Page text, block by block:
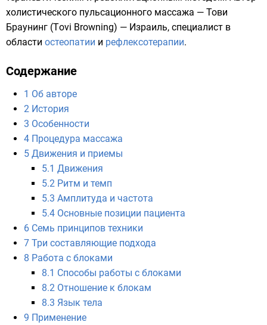
холистического пульсационного массажа — Тови
Браунинг (Тovi Browning) — Израиль, специалист в
области остеопатии и рефлексотерапии.
Содержание
1 Об авторе
2 История
3 Особенности
4 Процедура массажа
5 Движения и приемы
5.1 Движения
5.2 Ритм и темп
5.3 Амплитуда и частота
5.4 Основные позиции пациента
6 Семь принципов техники
7 Три составляющие подхода
8 Работа с блоками
8.1 Способы работы с блоками
8.2 Отношение к блокам
8.3 Язык тела
9 Применение